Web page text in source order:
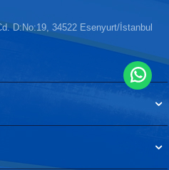
D:No:19, 34522 Esenyurt/İstanbul